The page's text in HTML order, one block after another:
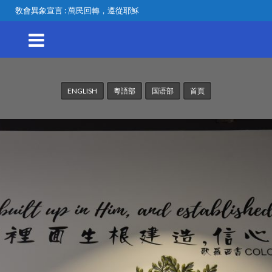
敎會異象宣言 : 萬民回轉，遵從耶穌
ENGLISH 粵語部 国语部 首頁